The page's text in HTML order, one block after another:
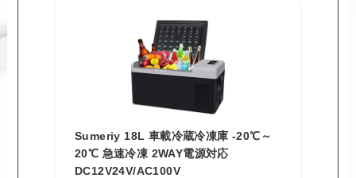
Sumeriy 18L 車載冷蔵冷凍庫 -20℃～
20℃ 急速冷凍 2WAY電源対応
DC12V24V/AC100V